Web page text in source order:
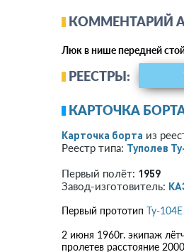
КОММЕНТАРИЙ
Люк в нише передней
РЕЕСТРЫ:
КАРТОЧКА
Карточка борта из
Реестр типа: Туполев
Первый полёт: 1959
Завод-изготовитель:
Первый прототип Ту-104Е
2 июня 1960г. экипаж
пролетев расстояние